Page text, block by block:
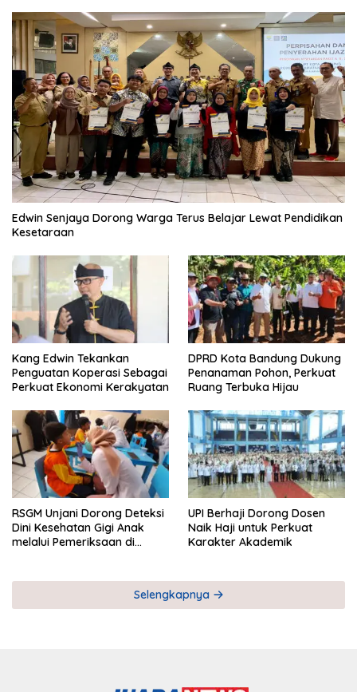
Edwin Senjaya Dorong Warga Terus Belajar Lewat Pendidikan
Kesetaraan
Kang Edwin Tekankan
Penguatan Koperasi Sebagai
Perkuat Ekonomi Kerakyatan
DPRD Kota Bandung Dukung
Penanaman Pohon, Perkuat
Ruang Terbuka Hijau
RSGM Unjani Dorong Deteksi
Dini Kesehatan Gigi Anak
melalui Pemeriksaan di
UPI Berhaji Dorong Dosen
Naik Haji untuk Perkuat
Karakter Akademik
Selengkapnya